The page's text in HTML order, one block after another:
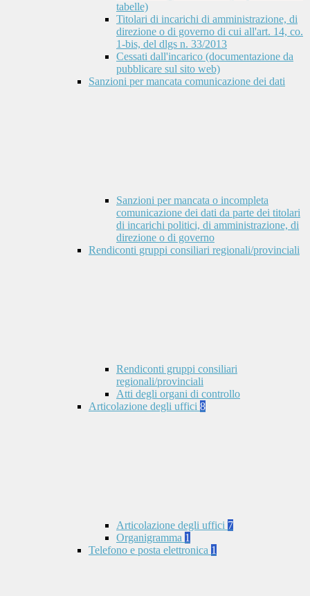
tabelle)
Titolari di incarichi di amministrazione, di
direzione o di governo di cui all'art. 14, co.
1-bis, del dlgs n. 33/2013
Cessati dall'incarico (documentazione da
pubblicare sul sito web)
Sanzioni per mancata comunicazione dei dati
Sanzioni per mancata o incompleta
comunicazione dei dati da parte dei titolari
di incarichi politici, di amministrazione, di
direzione o di governo
Rendiconti gruppi consiliari regionali/provinciali
Rendiconti gruppi consiliari
regionali/provinciali
Atti degli organi di controllo
Articolazione degli uffici 8
Articolazione degli uffici 7
Organigramma 1
Telefono e posta elettronica 1